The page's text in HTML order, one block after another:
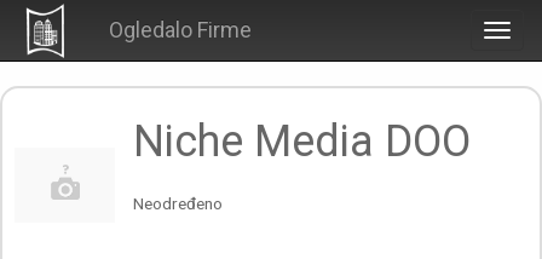
Ogledalo Firme
Niche Media DOO
Neodređeno